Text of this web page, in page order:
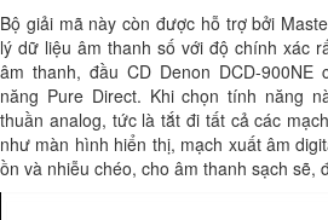
Bộ giải mã này còn được hỗ trợ bởi
lý dữ liệu âm thanh số với độ chính xác
âm thanh, đầu CD Denon DCD-
năng Pure Direct. Khi chọn tính năng
thuần analog, tức là tắt đi tất cả các
như màn hình hiển thị, mạch xuất âm
ồn và nhiễu chéo, cho âm thanh sạch sẽ,